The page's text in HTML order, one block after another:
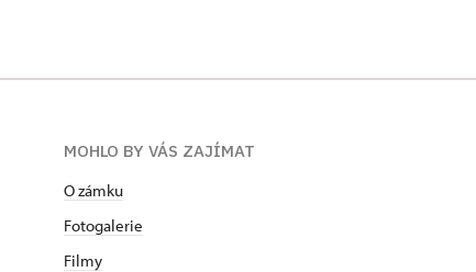
MOHLO BY VÁS ZAJÍMAT
O zámku
Fotogalerie
Filmy